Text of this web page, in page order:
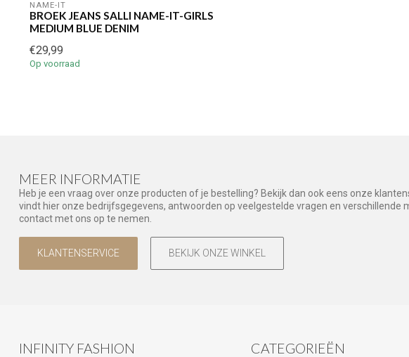
NAME-IT
BROEK JEANS SALLI NAME-IT-GIRLS
MEDIUM BLUE DENIM
€29,99
Op voorraad
MEER INFORMATIE
Heb je een vraag over onze producten of je bestelling? Bekijk dan ook eens onze
vindt hier onze bedrijfsgegevens, antwoorden op veelgestelde vragen en verschillende
contact met ons op te nemen.
KLANTENSERVICE BEKIJK ONZE WINKEL
INFINITY FASHION CATEGORIEËN